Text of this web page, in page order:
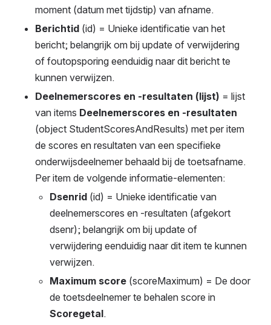
moment (datum met tijdstip) van afname.
Berichtid (id) = Unieke identificatie van het
bericht; belangrijk om bij update of verwijdering
of foutopsporing eenduidig naar dit bericht te
kunnen verwijzen.
Deelnemerscores en -resultaten (lijst) = lijst
van items
(object StudentScoresAndResults) met per item
de scores en resultaten van een specifieke
onderwijsdeelnemer behaald bij de toetsafname.
Per item de volgende informatie-elementen:
Dsenrid (id) = Unieke identificatie van
deelnemerscores en -resultaten (afgekort
dsenr); belangrijk om bij update of
verwijdering eenduidig naar dit item te kunnen
verwijzen.
Maximum score (scoreMaximum) = De door
Scoregetal.